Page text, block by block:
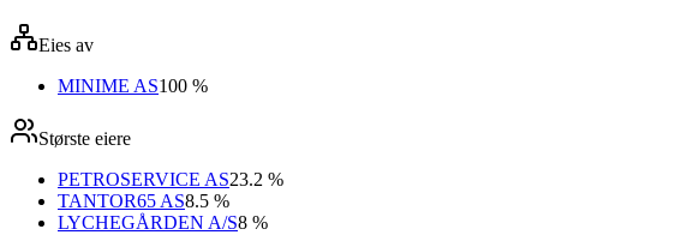
Eies av
MINIME AS100 %
Største eiere
PETROSERVICE AS23.2 %
TANTOR65 AS8.5 %
LYCHEGÅRDEN A/S8 %